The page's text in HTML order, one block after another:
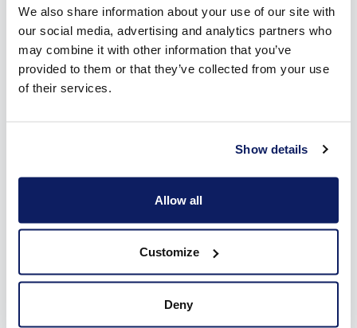
We also share information about your use of our site with
our social media, advertising and analytics partners who
may combine it with other information that you’ve
provided to them or that they’ve collected from your use
of their services.
Show details
Allow all
Customize
Deny
Onze types zonneluifels in Haacht
recht design in plaats van de klassieke ronde vormen. Dit
design past perfect bij elke renovatie- of
nieuwbouwwoning, of die nu landelijk en rustiek of modern
onder je zonnescherm in Haacht met de ingebouwde
ledverlichting.
De 700X is gelijk aan de 700LX, maar dan zonder